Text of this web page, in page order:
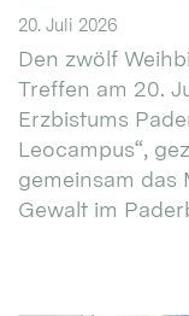
20. Juli 2026
Den zwölf
Treffen am 20.
Erzbistums
Leocampus“,
gemeinsam das
Gewalt im